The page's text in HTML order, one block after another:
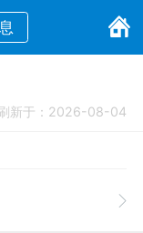
新于：2026-08-04